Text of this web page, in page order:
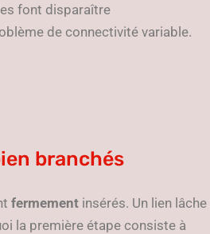
font disparaître
de connectivité variable.
branchés
fermement insérés. Un lien lâche
la première étape consiste à